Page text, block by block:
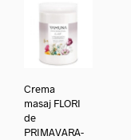
Crema
masaj FLORI
de
PRIMAVARA-